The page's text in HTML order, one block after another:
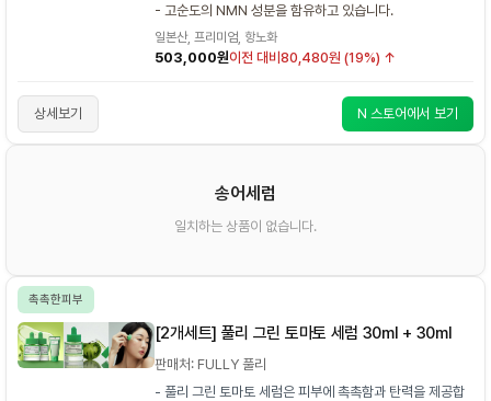
- 고순도의 NMN 성분을 함유하고 있습니다.
일본산, 프리미엄, 항노화
503,000원이전 대비 80,480원 (19%) ↑
상세보기 N 스토어에서 보기
송어세럼
일치하는 상품이 없습니다.
촉촉한피부
[2개세트] 풀리 그린 토마토 세럼 30ml + 30ml
판매처: FULLY 풀리
- 풀리 그린 토마토 세럼은 피부에 촉촉함과 탄력을 제공합